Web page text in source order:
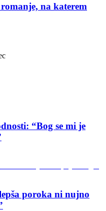
na katerem
“Bog se mi je
poroka ni nujno